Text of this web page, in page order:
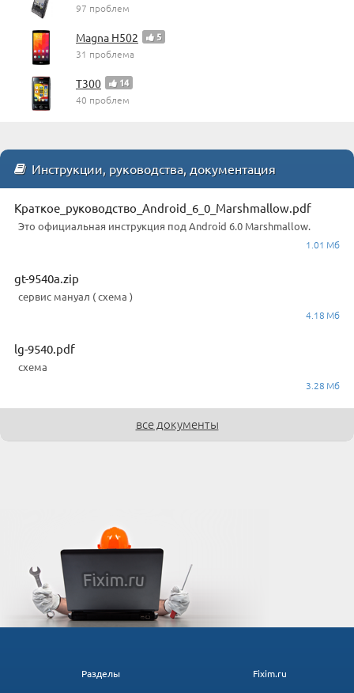
97 проблем
Magna H502 5
31 проблема
T300 14
40 проблем
Инструкции, руководства, документация
Краткое_руководство_Android_6_0_Marshmallow.pdf
Это официальная инструкция под Android 6.0 Marshmallow.
1.01 Мб
gt-9540a.zip
сервис мануал ( схема )
4.18 Мб
lg-9540.pdf
схема
3.28 Мб
все документы
Fixim.ru
Разделы